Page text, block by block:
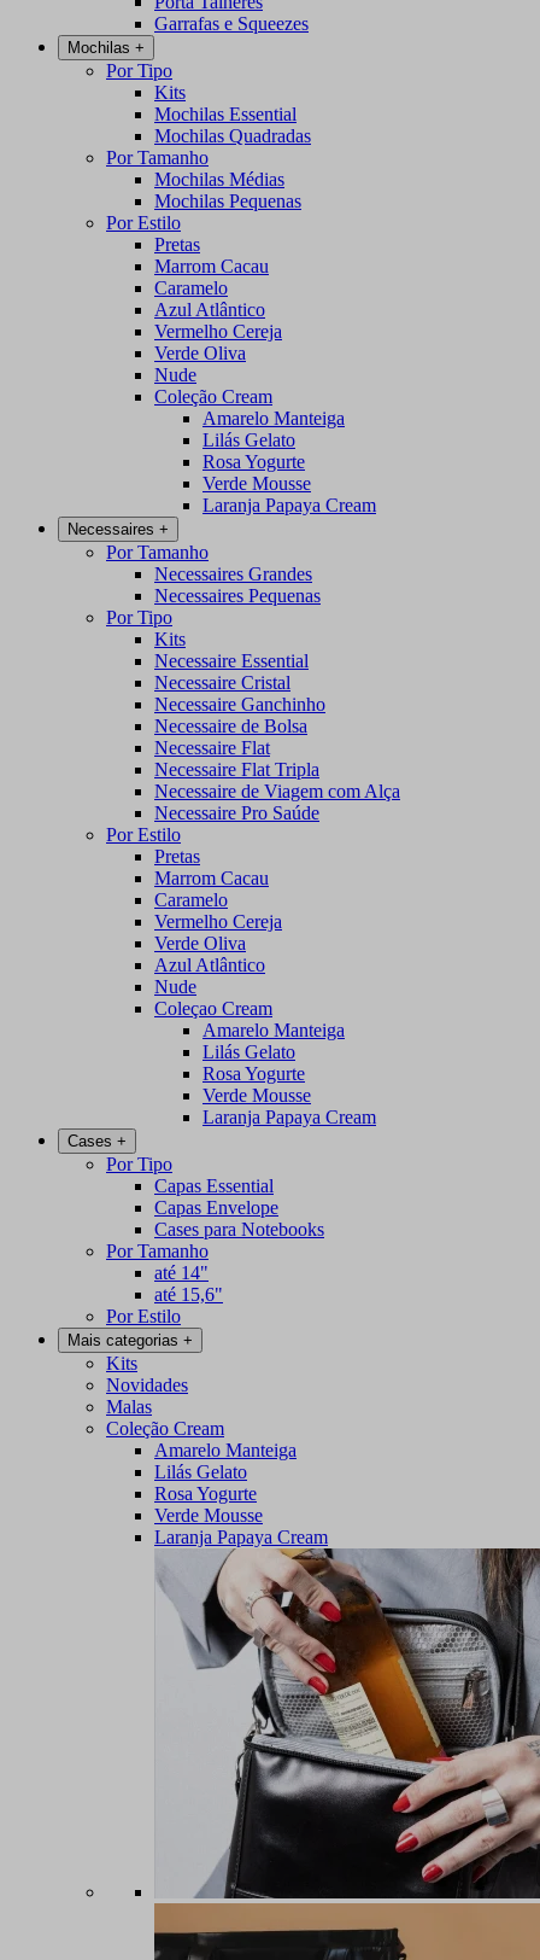
Garrafas e Squeezes
Mochilas +
Por Tipo
Kits
Mochilas Essential
Mochilas Quadradas
Por Tamanho
Mochilas Médias
Mochilas Pequenas
Por Estilo
Pretas
Marrom Cacau
Caramelo
Azul Atlântico
Vermelho Cereja
Verde Oliva
Nude
Coleção Cream
Amarelo Manteiga
Lilás Gelato
Rosa Yogurte
Verde Mousse
Laranja Papaya Cream
Necessaires +
Por Tamanho
Necessaires Grandes
Necessaires Pequenas
Por Tipo
Kits
Necessaire Essential
Necessaire Cristal
Necessaire Ganchinho
Necessaire de Bolsa
Necessaire Flat
Necessaire Flat Tripla
Necessaire de Viagem com Alça
Necessaire Pro Saúde
Por Estilo
Pretas
Marrom Cacau
Caramelo
Vermelho Cereja
Verde Oliva
Azul Atlântico
Nude
Coleçao Cream
Amarelo Manteiga
Lilás Gelato
Rosa Yogurte
Verde Mousse
Laranja Papaya Cream
Cases +
Por Tipo
Capas Essential
Capas Envelope
Cases para Notebooks
Por Tamanho
até 14"
até 15,6"
Por Estilo
Mais categorias +
Kits
Novidades
Malas
Coleção Cream
Amarelo Manteiga
Lilás Gelato
Rosa Yogurte
Verde Mousse
Laranja Papaya Cream